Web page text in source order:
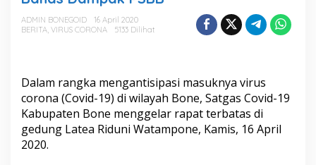
a
g
o
v
i
d
-
ADMIN BONEGOID
16 April 2020
BERITA, VIRUS CORONA 5133 Dilihat
Dalam rangka mengantisipasi masuknya virus
corona (Covid-19) di wilayah Bone, Satgas Covid-19
Kabupaten Bone menggelar rapat terbatas di
gedung Latea Riduni Watampone, Kamis, 16 April
2020.